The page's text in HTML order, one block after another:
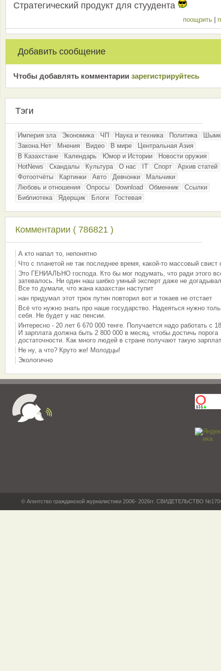
Стратегический продукт для стуудента
поощрить
Добавить сообщение
Чтобы добавлять комментарии зарeгиcтрирyйтeсь
Тэги
Империя зла Экономика ЧП Наука и техника Политика
Закона.Нет
Мнения Видео В мире
Центральная Азия
В Казахстане
Календарь Юмор и Истории
Новости оружия
HotNews
Скандалы Культура О нас IT Спорт
Архив статей
Фотоотчёты
Картинки Авто Девчонки
Мальчики
Любовь и отношения
Опросы Download Обменник
Ссылки
Библиотека
Ядерщик Блоги Гостевая
Комментарии ( 786821 )
А кто напал то, непонятно
Что с планетой не так последнее время, какой-то массовый свист
Это ГЕНИАЛЬНО господа. Кто бы мог подумать, что ради этого
затевалось. Ни один наш шибко умный эксперт даже не
Все то думали, что жана казахстан наступит
нан придумал этот трюк путин повторил вот и токаев не отстает
Всё что нужно знать про наше государство. Надеяться нужно
себя. Не будет у нас пенсии.
Интересно - 20 лет 6 670 000 тенге. Получается надо работать с
И зарплата должна быть 2 800 000 в месяц, чтобы достичь порога
достаточности. Как много людей в стране получают такую
Не ну, а что? Круто же! Молодцы!
Экологично
© Агентство гражданской журналистики 2006- 2026гг. СВИДЕТЕЛЬСТВО